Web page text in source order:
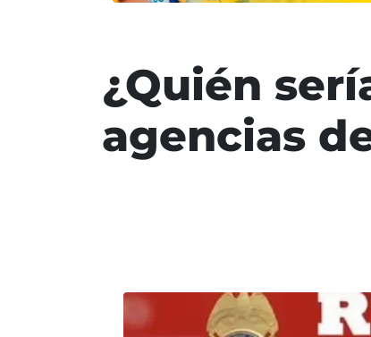
¿Quién
agencias